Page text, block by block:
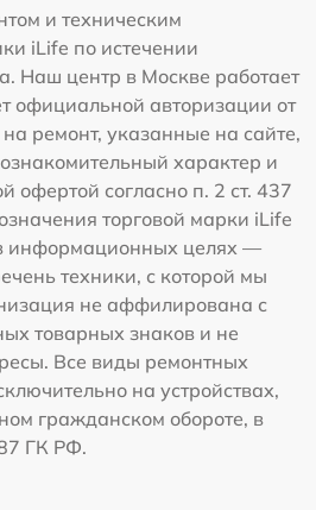
и техническим
iLife по истечении
Наш центр в Москве работает
официальной авторизации от
ремонт, указанные на сайте,
характер и
офертой согласно п. 2 ст. 437
торговой марки iLife
информационных целях —
техники, с которой мы
не аффилирована с
товарных знаков и не
Все виды ремонтных
на устройствах,
гражданском обороте, в
ГК РФ.